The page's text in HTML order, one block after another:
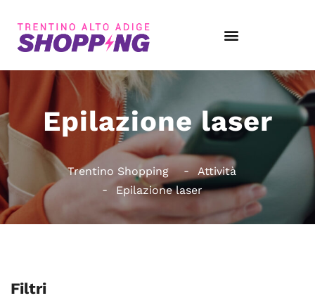
Epilazione laser
Trentino Shopping
Attività
Epilazione laser
Filtri